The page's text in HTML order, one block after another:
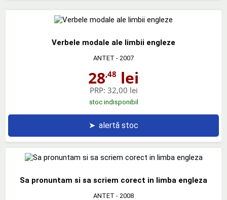
Verbele modale ale limbii engleze
ANTET - 2007
28,48 lei
PRP: 32,00 lei
stoc indisponibil
➤ alertă stoc
Sa pronuntam si sa scriem corect in limba engleza
ANTET - 2008